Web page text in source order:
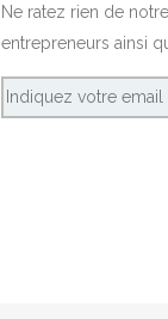
Ne ratez rien de
entrepreneurs ainsi